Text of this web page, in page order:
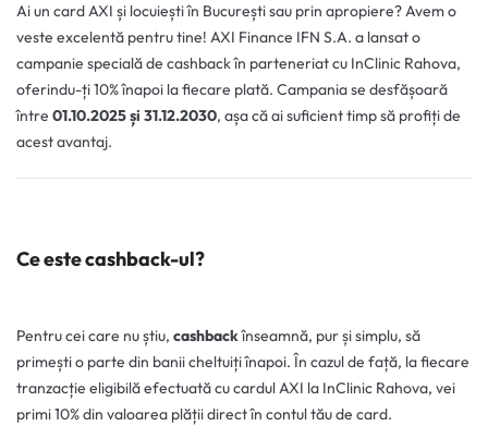
Ai un card AXI și locuiești în București sau prin apropiere? Avem o
veste excelentă pentru tine! AXI Finance IFN S.A. a lansat o
campanie specială de cashback în parteneriat cu InClinic Rahova,
oferindu-ți 10% înapoi la fiecare plată. Campania se desfășoară
între 01.10.2025 și 31.12.2030, așa că ai suficient timp să profiți de
acest avantaj.
Ce este cashback-ul?
Pentru cei care nu știu, cashbackînseamnă, pur și simplu, să
primești o parte din banii cheltuiți înapoi. În cazul de față, la fiecare
tranzacție eligibilă efectuată cu cardul AXI la InClinic Rahova, vei
primi 10% din valoarea plății direct în contul tău de card.